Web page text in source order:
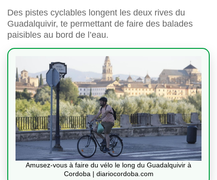
Des pistes cyclables longent les deux rives du
Guadalquivir, te permettant de faire des balades
paisibles au bord de l’eau.
Amusez-vous à faire du vélo le long du Guadalquivir à
Cordoba | diariocordoba.com